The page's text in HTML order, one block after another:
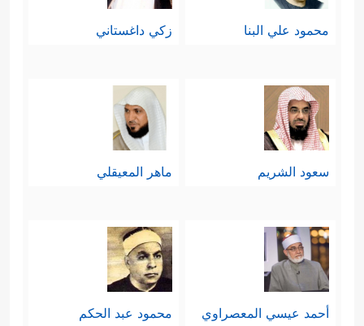
محمود علي البنا زكي داغستاني
سعود الشريم ماهر المعيقلي
أحمد عيسي المعصراوي محمود عبد الحكم